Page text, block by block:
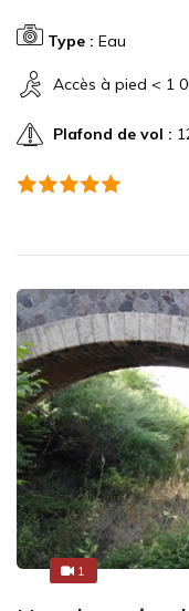
Type : Eau
Accès à pied < 1
Plafond de vol :
1
1